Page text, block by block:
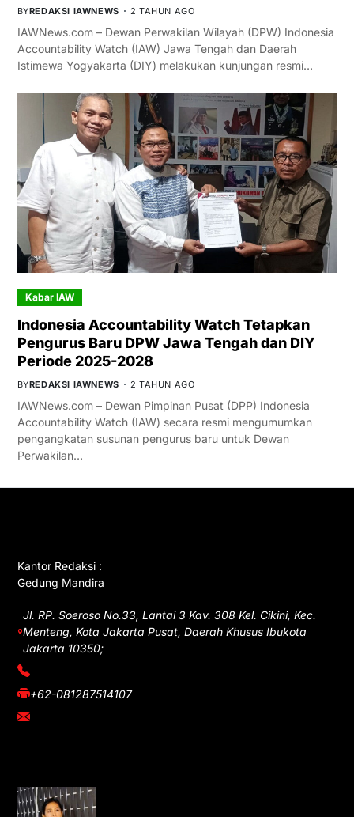
BYREDAKSI IAWNEWS 2 TAHUN AGO
IAWNews.com – Dewan Perwakilan Wilayah (DPW) Indonesia
Accountability Watch (IAW) Jawa Tengah dan Daerah
Istimewa Yogyakarta (DIY) melakukan kunjungan resmi…
Kabar IAW
Indonesia Accountability Watch Tetapkan
Pengurus Baru DPW Jawa Tengah dan DIY
Periode 2025-2028
BYREDAKSI IAWNEWS 2 TAHUN AGO
IAWNews.com – Dewan Pimpinan Pusat (DPP) Indonesia
Accountability Watch (IAW) secara resmi mengumumkan
pengangkatan susunan pengurus baru untuk Dewan
Perwakilan…
Kantor Redaksi :
Gedung Mandira
Jl. RP. Soeroso No.33, Lantai 3 Kav. 308 Kel. Cikini, Kec.
Menteng, Kota Jakarta Pusat, Daerah Khusus Ibukota
Jakarta 10350;
(021) 3908026
+62-081287514107
adm@iawnews.com